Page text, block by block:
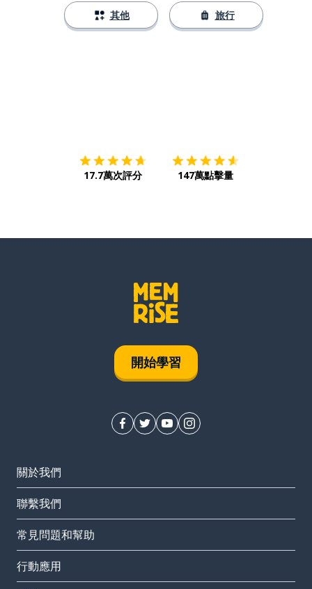
其他 旅行
17.7萬次評分 147萬點擊量
開始學習
關於我們
聯繫我們
常見問題和幫助
行動應用